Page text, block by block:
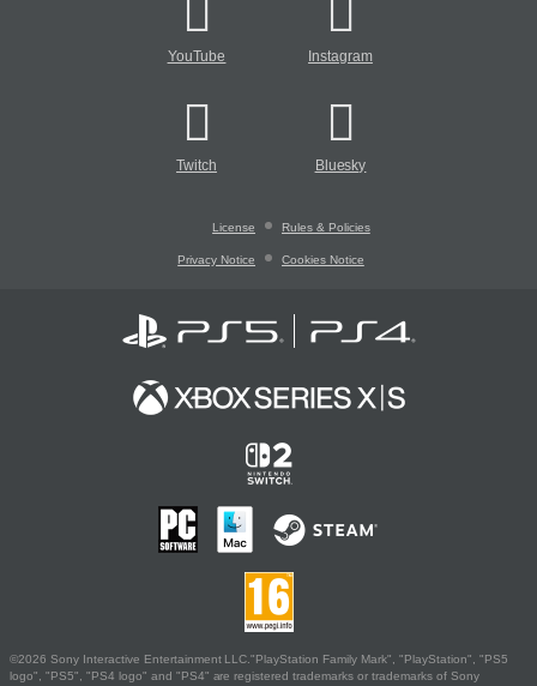
YouTube Instagram
Twitch Bluesky
License Rules & Policies
Privacy Notice Cookies Notice
©2026 Sony Interactive Entertainment LLC."PlayStation Family Mark", "PlayStation", "PS5
logo", "PS5", "PS4 logo" and "PS4" are registered trademarks or trademarks of Sony